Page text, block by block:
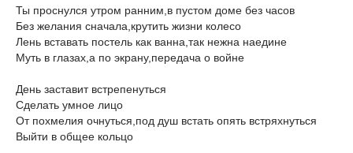
Ты проснулся утром ранним,в пустом доме без часов
Без желания сначала,крутить жизни колесо
Лень вставать постель как ванна,так нежна наедине
Муть в глазах,а по экрану,передача о войне
День заставит встрепенуться
Сделать умное лицо
От похмелия очнуться,под душ встать опять встряхнуться
Выйти в общее кольцо